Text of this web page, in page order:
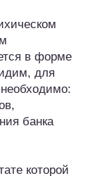
в форме
для
банка
которой